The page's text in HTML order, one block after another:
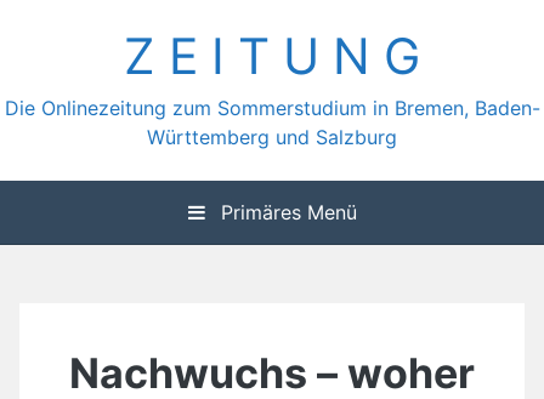
Z E I T U N G
Die Onlinezeitung zum Sommerstudium in Bremen, Baden-
Württemberg und Salzburg
Primäres Menü
Nachwuchs – woher